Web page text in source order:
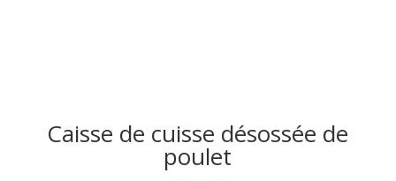
Caisse de cuisse désossée de
poulet